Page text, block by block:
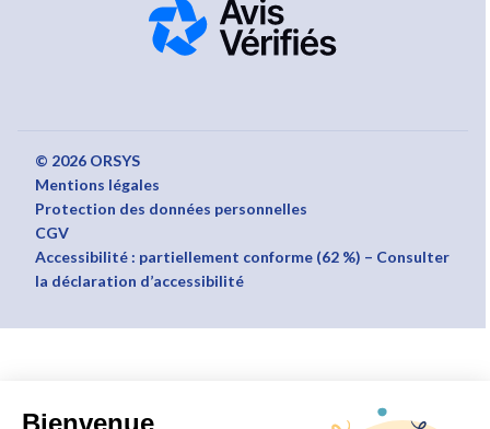
Bienvenue
© 2026 ORSYS
Mentions légales
Protection des données personnelles
CGV
Accessibilité : partiellement conforme (62 %) – Consulter
la déclaration d’accessibilité